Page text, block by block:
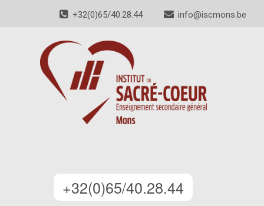
+32(0)65/40.28.44 info@iscmons.be
+32(0)65/40.28.44